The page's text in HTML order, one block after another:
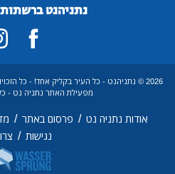
נתניהנט
2026 © נתניהנט - כל העיר בקליק אחד! - כל
מפעילת האתר נתניה נט -
אודות נתניה נט / פרסום באתר /
נגישות /